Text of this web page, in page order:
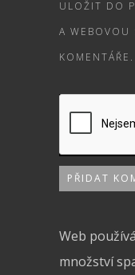
ULOŽIT DO
A WEBOVOU
KOMENTÁŘE.
Web
množství